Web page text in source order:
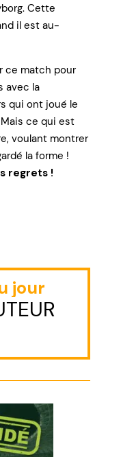
Cette
il est au-
ce match pour
avec la
qui ont joué le
ce qui est
voulant montrer
la forme !
regrets !
jour